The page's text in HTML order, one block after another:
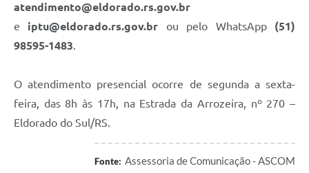
atendimento@eldorado.rs.gov.br
e iptu@eldorado.rs.gov.br ou pelo WhatsApp (51)
98595-1483.
O atendimento presencial ocorre de segunda a sexta-
feira, das 8h às 17h, na Estrada da Arrozeira, nº 270 –
Eldorado do Sul/RS.
Fonte: Assessoria de Comunicação - ASCOM